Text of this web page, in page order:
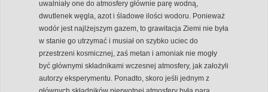
uwalniały one do atmosfery głównie parę wodną,
dwutlenek węgla, azot i śladowe ilości wodoru. Ponieważ
wodór jest najlżejszym gazem, to grawitacja Ziemi nie była
w stanie go utrzymać i musiał on szybko uciec do
przestrzeni kosmicznej, zaś metan i amoniak nie mogły
być głównymi składnikami wczesnej atmosfery, jak założyli
autorzy eksperymentu. Ponadto, skoro jeśli jednym z